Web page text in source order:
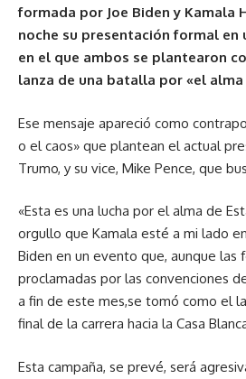
formada por Joe Biden y Kamala
noche su presentación formal
en el que ambos se plantearon
lanza de una batalla por «el
Ese mensaje apareció como
o el caos» que plantean el actual
Trumo, y su vice, Mike Pence, que
«Esta es una lucha por el alma de
orgullo que Kamala esté a mi lado
Biden en un evento que, aunque las
proclamadas por las convenciones
a fin de este mes,se tomó como el
final de la carrera hacia la Casa
Esta campaña, se prevé, será